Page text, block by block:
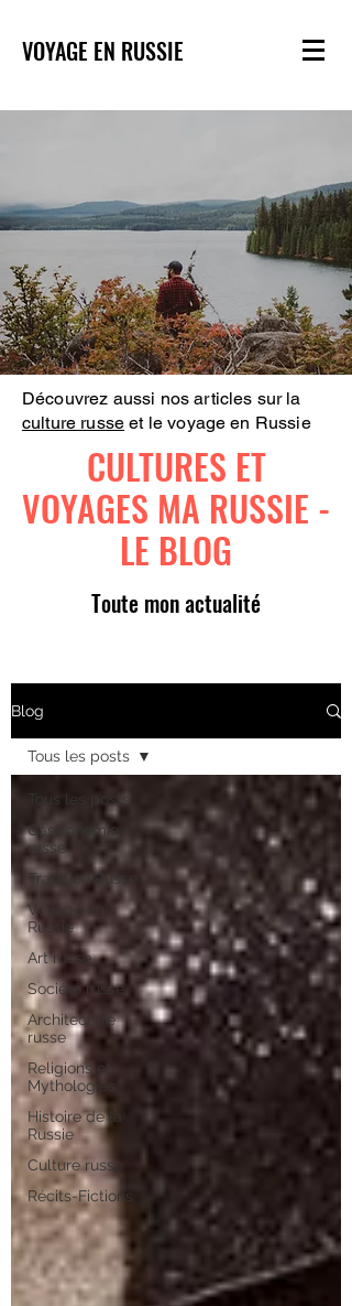
VOYAGE EN RUSSIE
Découvrez aussi nos articles sur la
culture russe et le voyage en Russie
CULTURES ET
VOYAGES MA RUSSIE -
LE BLOG
Toute mon actualité
Blog
Tous les posts
Gastronomie
russe
Tradition Russe
Voyage en
Russie
Art russe
Société russe
Architecture
russe
Religions et
Mythologies
Histoire de la
Russie
Culture russe
Récits-Fictions
Tous les posts